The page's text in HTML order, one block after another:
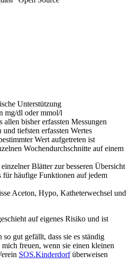
Unterstützung
mg/dl oder mmol/l
allen bisher erfassten Messungen
und tiefsten erfassten Wertes
Wert aufgetreten ist
Wochendurchschnitte auf einem
Blätter zur besseren Übersicht
für häufige Funktionen auf jedem
Aceton, Hypo, Katheterwechsel und
auf eigenes Risiko und ist
gut gefällt, dass sie es ständig
freuen, wenn sie einen kleinen
SOS.Kinderdorfüberweisen